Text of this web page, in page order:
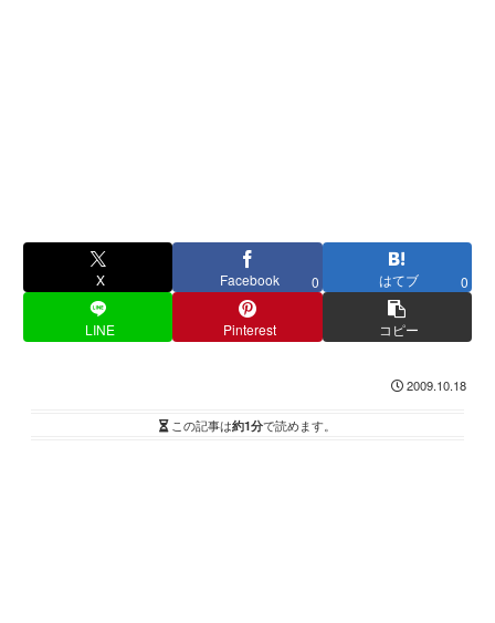
X Facebook 0 はてブ 0
LINE Pinterest コピー
2009.10.18
この記事は約1分で読めます。